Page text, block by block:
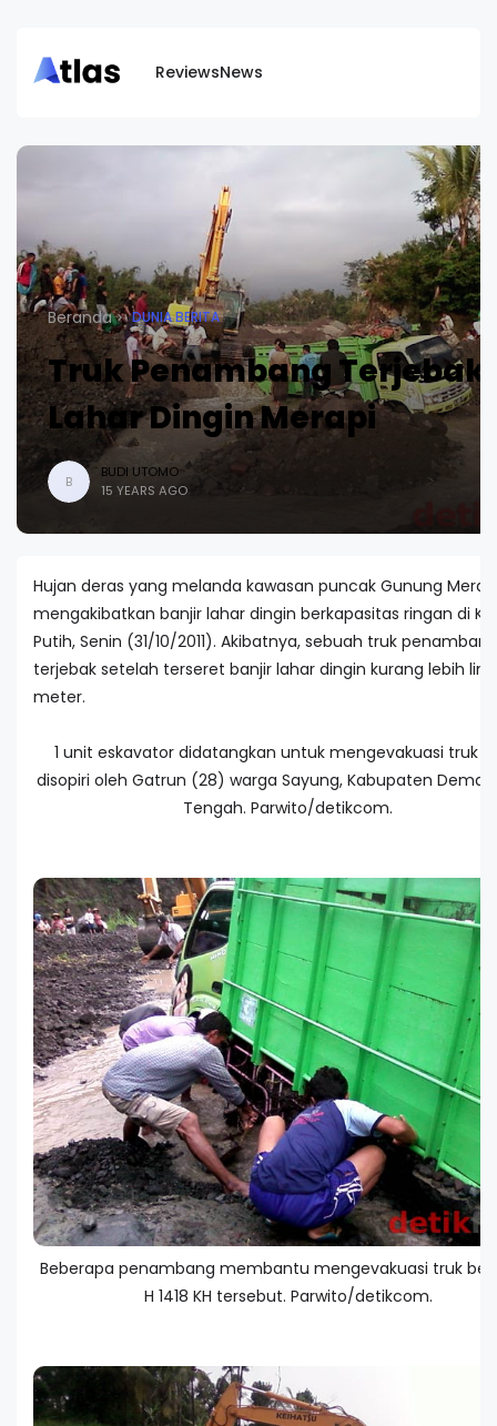
ReviewsNews
Beranda DUNIA BERITA
Truk Penambang Terjebak
Lahar Dingin Merapi
B
BUDI UTOMO
15 YEARS AGO
Hujan deras yang melanda kawasan puncak Gunung
mengakibatkan banjir lahar dingin berkapasitas ringan di
Putih, Senin (31/10/2011). Akibatnya, sebuah truk penambang
terjebak setelah terseret banjir lahar dingin kurang lebih
meter.
1 unit eskavator didatangkan untuk mengevakuasi truk
disopiri oleh Gatrun (28) warga Sayung, Kabupaten
Tengah. Parwito/detikcom.
Beberapa penambang membantu mengevakuasi truk
H 1418 KH tersebut. Parwito/detikcom.